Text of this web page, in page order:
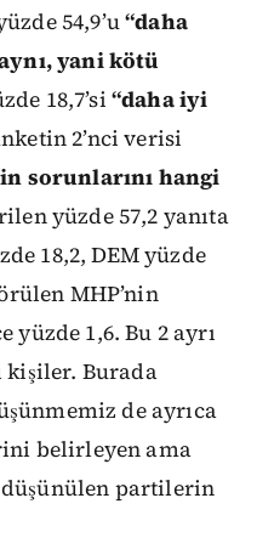
54,9’u“daha
yani kötü
18,7’si “daha iyi
2’nci verisi
sorunlarını hangi
yüzde 57,2 yanıta
18,2, DEM yüzde
MHP’nin
yüzde 1,6. Bu 2 ayrı
kişiler. Burada
de ayrıca
belirleyen ama
düşünülen partilerin